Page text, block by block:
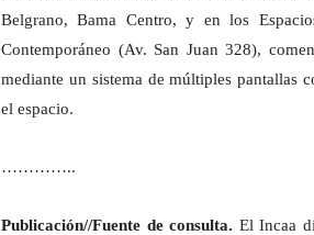
Belgrano, Bama Centro, y en los
Contemporáneo (Av. San Juan 328),
mediante un sistema de múltiples pantallas
el espacio.
…………..
Publicación//Fuente de consulta. El Incaa